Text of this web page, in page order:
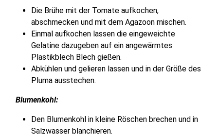
Die Brühe mit der Tomate aufkochen,
abschmecken und mit dem Agazoon mischen.
Einmal aufkochen lassen die eingeweichte
Gelatine dazugeben auf ein angewärmtes
Plastikblech Blech gießen.
Abkühlen und gelieren lassen und in der Größe des
Pluma ausstechen.
Blumenkohl:
Den Blumenkohl in kleine Röschen brechen und in
Salzwasser blanchieren.